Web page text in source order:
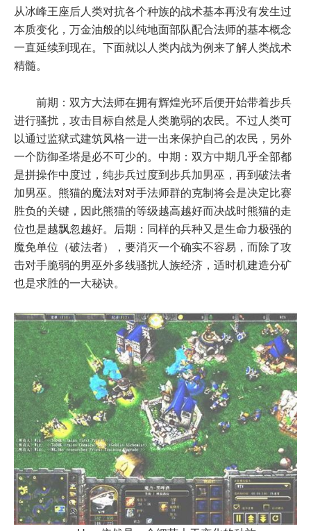
从冰峰王座后人类对抗各个种族的战术基本再没有发生过
本质变化，万金油般的以纯地面部队配合法师的基本概念
一直延续到现在。下面就以人类内战为例来了解人类战术
精髓。
前期：双方大法师在拥有辉煌光环后便开始带着步兵
进行骚扰，攻击目标自然是人类脆弱的农民。不过人类可
以通过监狱式建筑风格一进一出来保护自己的农民，另外
一个防御圣塔是必不可少的。中期：双方中期几乎全部都
是拼操作中度过，纯步兵过度到步兵加男巫，再到破法者
加男巫。熊猫的魔法对对手法师群的克制将会是决定比赛
胜负的关键，因此熊猫的等级越高越好而决战时熊猫的走
位也是越飘忽越好。后期：同样的兵种又是生命力极强的
魔免单位（破法者），要消灭一个确实不容易，而除了攻
击对手脆弱的男巫外多线骚扰人族经济，适时机建造分矿
也是求胜的一大秘诀。